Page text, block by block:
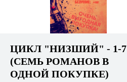
ЦИКЛ "НИЗШИЙ" - 1-7
(СЕМЬ РОМАНОВ В
ОДНОЙ ПОКУПКЕ)